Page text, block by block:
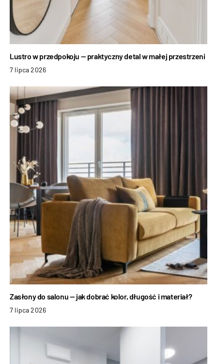
Lustro w przedpokoju — praktyczny detal w małej przestrzeni
7 lipca 2026
Zasłony do salonu — jak dobrać kolor, długość i materiał?
7 lipca 2026